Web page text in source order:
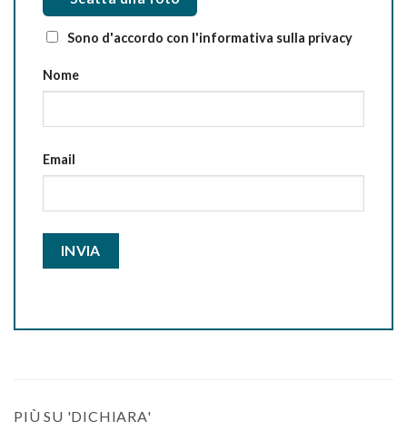
Sono d'accordo con l'informativa sulla privacy
Nome
Email
PIÙ SU 'DICHIARA'